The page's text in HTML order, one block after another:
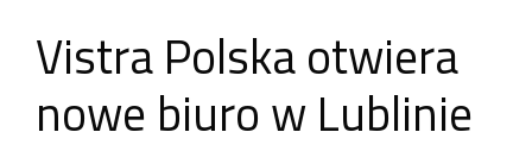
Vistra Polska otwiera
nowe biuro w Lublinie